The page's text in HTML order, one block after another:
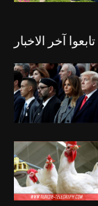
تابعوا آخر الاخبار